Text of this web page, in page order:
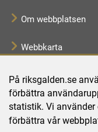
På riksgalden.se
förbättra
statistik. Vi
förbättra vår
Om webbplatsen
Webbkarta
Behandling av